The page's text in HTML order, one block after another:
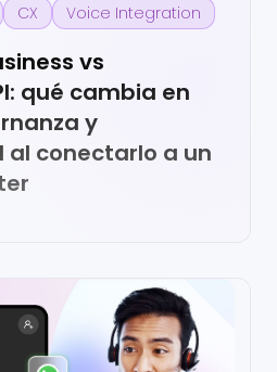
CX Voice Integration
vs
qué cambia en
y
conectarlo a un